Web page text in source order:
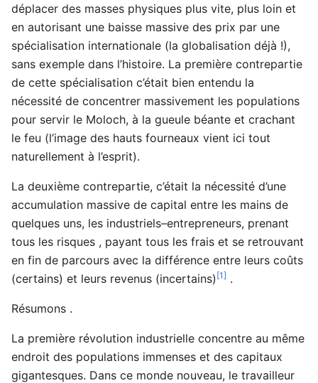
déplacer des masses physiques plus vite, plus loin et
en autorisant une baisse massive des prix par une
spécialisation internationale (la globalisation déjà !),
sans exemple dans l’histoire. La première contrepartie
de cette spécialisation c’était bien entendu la
nécessité de concentrer massivement les populations
pour servir le Moloch, à la gueule béante et crachant
le feu (l’image des hauts fourneaux vient ici tout
naturellement à l’esprit).
La deuxième contrepartie, c’était la nécessité d’une
accumulation massive de capital entre les mains de
quelques uns, les industriels–entrepreneurs, prenant
tous les risques , payant tous les frais et se retrouvant
en fin de parcours avec la différence entre leurs coûts
(certains) et leurs revenus (incertains) [1] .
Résumons .
La première révolution industrielle concentre au même
endroit des populations immenses et des capitaux
gigantesques. Dans ce monde nouveau, le travailleur